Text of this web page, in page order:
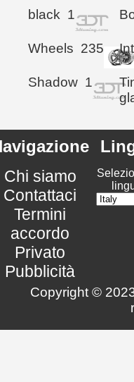
black 1
Wheels 235
Shadow 1
Chi siamo
Contattaci
Termini
accordo
Privato
Pubblicità
Copyright ©